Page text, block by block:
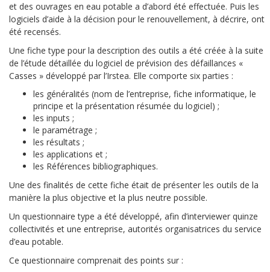
et des ouvrages en eau potable a d’abord été effectuée. Puis les
logiciels d’aide à la décision pour le renouvellement, à décrire, ont
été recensés.
Une fiche type pour la description des outils a été créée à la suite
de l’étude détaillée du logiciel de prévision des défaillances «
Casses » développé par l’Irstea. Elle comporte six parties :
les généralités (nom de l’entreprise, fiche informatique, le
principe et la présentation résumée du logiciel) ;
les inputs ;
le paramétrage ;
les résultats ;
les applications et ;
les Références bibliographiques.
Une des finalités de cette fiche était de présenter les outils de la
manière la plus objective et la plus neutre possible.
Un questionnaire type a été développé, afin d’interviewer quinze
collectivités et une entreprise, autorités organisatrices du service
d’eau potable.
Ce questionnaire comprenait des points sur :